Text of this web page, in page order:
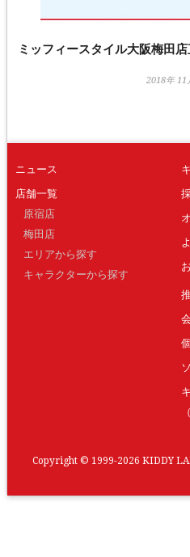
ミッフィースタイル大阪梅田
2018年 11
ニュース
店舗一覧
原宿店
梅田店
エリアから探す
キャラクターから探す
Copyright © 1999-2026 KIDDY